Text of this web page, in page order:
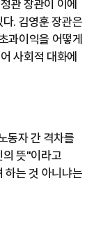
관 장관이 이에
. 김영훈 장관은
과이익을 어떻게
사회적 대화에
동자 간 격차를
의 뜻"이라고
하는 것 아니냐는